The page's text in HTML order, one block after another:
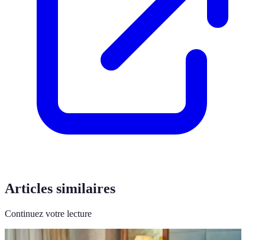
Articles similaires
Continuez votre lecture